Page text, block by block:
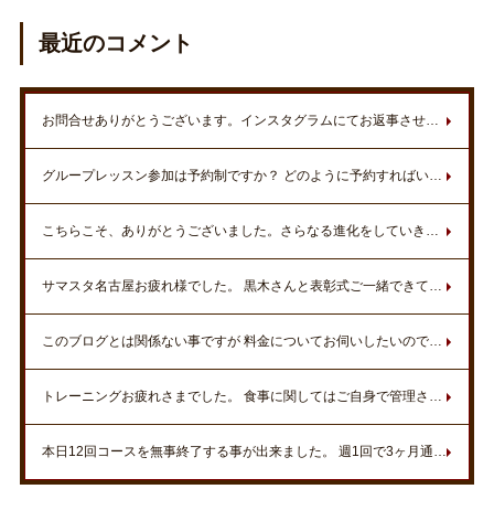
最近のコメント
お問合せありがとうございます。インスタグラムにてお返事させていただきました。
グループレッスン参加は予約制ですか？ どのように予約すればいいですか？ 水など飲み物は持って行った方が良いですか？ 都合がついたら参加したいです。
こちらこそ、ありがとうございました。さらなる進化をしていきましょうね。いつでもお待ちしております。
サマスタ名古屋お疲れ様でした。 黒木さんと表彰式ご一緒できて嬉しかったです。 初参戦のため、無知の私に丁寧に経験やノウハウを教えてくださり、ありがとうございました。新しく一歩前進することができました^ ^ お二人には、とても感謝してます！！ これからまだまだ上を目指して頑張っていきます！！ ご指導お願いします^ ^ また、伺います！！
このブログとは関係ない事ですが 料金についてお伺いしたいのですが 入会金、年会費無料と書いてありますが トレーニング料金は回数券以外の費用は 一切かからないのでしょうか？？
トレーニングお疲れさまでした。 食事に関してはご自身で管理されてしっかりダイエット効果もあったので素晴らしいと思います。 ひそかにウォーキングをされていたり努力の結果が数字で表れましたね。 また機会があればスタジオでお待ちしております。
本日12回コースを無事終了する事が出来ました。 週1回で3ヶ月通わせて頂き、その間に旅行で暴飲暴食したにも関わらず、体重3㎏減・マッスルポイント上昇しました???? トレーナーの方には未申告ですが、腹囲8㎝減でした???? 加圧トレーニングで肩凝りも解消と私にとっては、充実の3ヶ月でした